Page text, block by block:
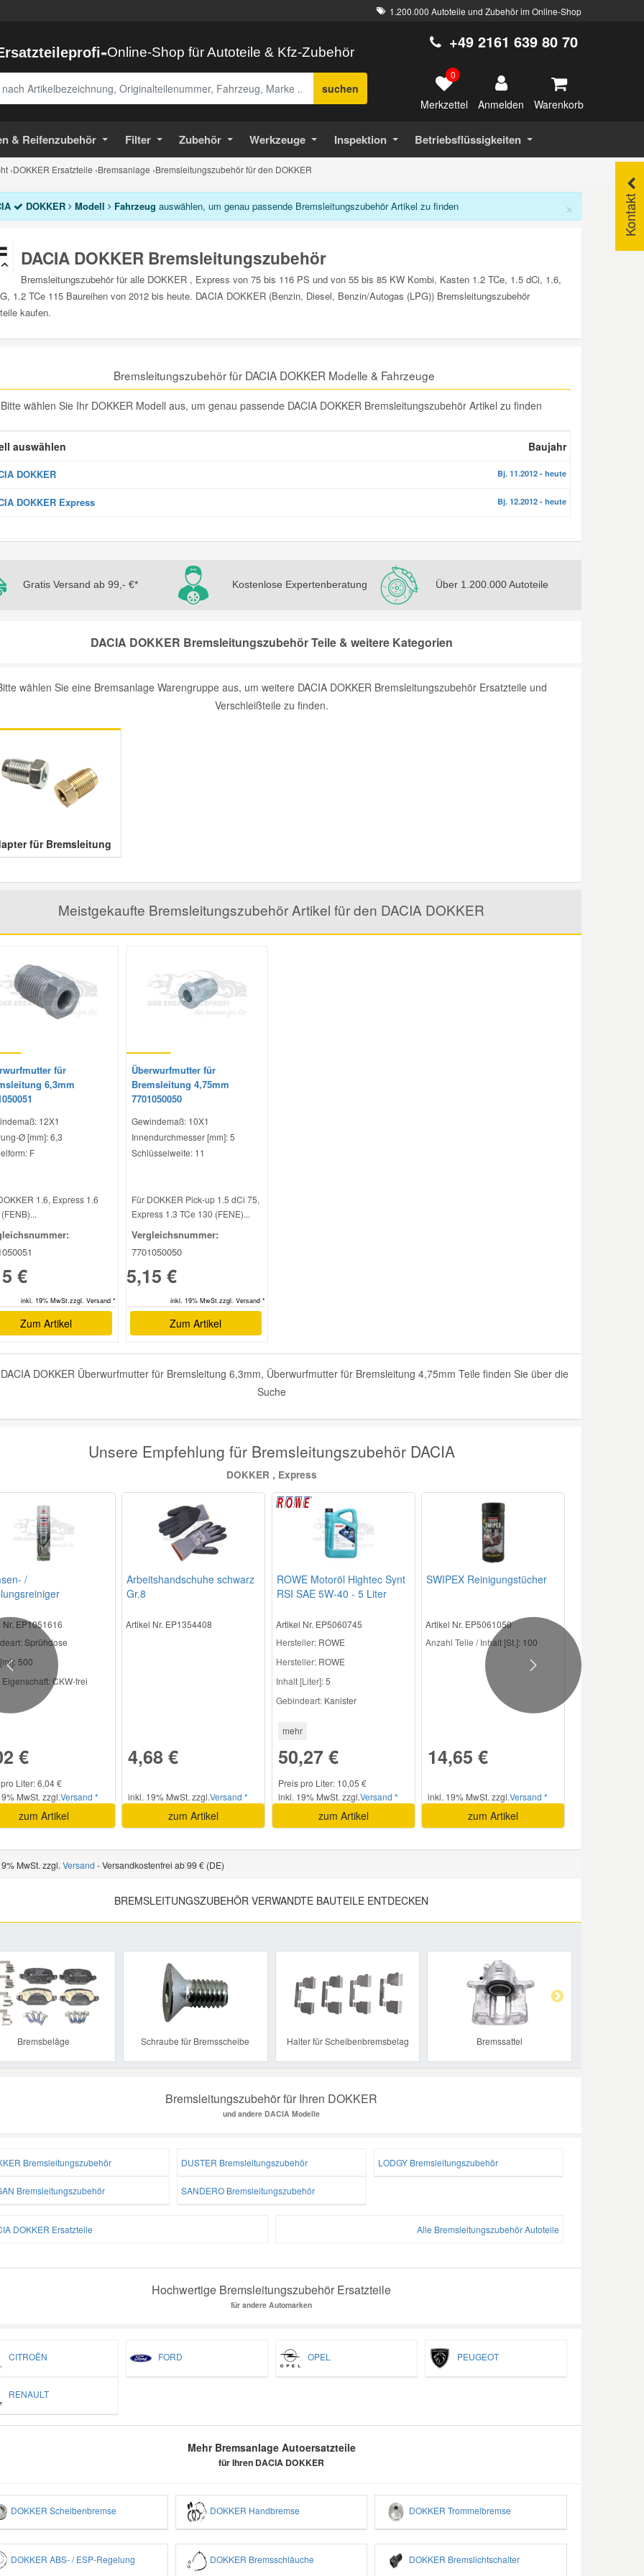
1.200.000 Autoteile und Zubehör im Online-Shop
-Online-Shop für Autoteile & Kfz-Zubehör
suchen
+49 2161 639 80 70
0
Merkzettel Anmelden Warenkorb
& Reifenzubehör Filter Zubehör Werkzeuge Inspektion Betriebsflüssigkeiten
›DOKKER Ersatzteile ›Bremsanlage ›Bremsleitungszubehör für den DOKKER
Kontakt
×
DOKKER Modell Fahrzeug auswählen, um genau passende Bremsleitungszubehör Artikel zu finden
DACIA DOKKER Bremsleitungszubehör
Bremsleitungszubehör für alle DOKKER , Express von 75 bis 116 PS und von 55 bis 85 KW Kombi, Kasten 1.2 TCe, 1.5 dCi, 1.6,
1.2 TCe 115 Baureihen von 2012 bis heute. DACIA DOKKER (Benzin, Diesel, Benzin/Autogas (LPG)) Bremsleitungszubehör
kaufen.
Bremsleitungszubehör für DACIA DOKKER Modelle & Fahrzeuge
Bitte wählen Sie Ihr DOKKER Modell aus, um genau passende DACIA DOKKER Bremsleitungszubehör Artikel zu finden
auswählen Baujahr
DOKKER Bj. 11.2012 - heute
DOKKER Express Bj. 12.2012 - heute
Gratis Versand ab 99,- €* Kostenlose Expertenberatung Über 1.200.000 Autoteile
DACIA DOKKER Bremsleitungszubehör Teile & weitere Kategorien
wählen Sie eine Bremsanlage Warengruppe aus, um weitere DACIA DOKKER Bremsleitungszubehör Ersatzteile und
Verschleißteile zu finden.
für Bremsleitung
Meistgekaufte Bremsleitungszubehör Artikel für den DACIA DOKKER
für
6,3mm
12X1
Ø [mm]: 6,3
F
1.6, Express 1.6
€
inkl. 19% MwSt.zzgl. Versand *
Zum Artikel
Überwurfmutter für
Bremsleitung 4,75mm
7701050050
Gewindemaß: 10X1
Innendurchmesser [mm]: 5
Schlüsselweite: 11
Für DOKKER Pick-up 1.5 dCi 75,
Express 1.3 TCe 130 (FENE)...
Vergleichsnummer:
7701050050
5,15 €
inkl. 19% MwSt.zzgl. Versand *
Zum Artikel
DOKKER Überwurfmutter für Bremsleitung 6,3mm, Überwurfmutter für Bremsleitung 4,75mm Teile finden Sie über die
Suche
Unsere Empfehlung für Bremsleitungszubehör DACIA
DOKKER , Express
/
Nr. EP1051616
Sprühdose
500
CKW-frei
€
Liter: 6,04 €
MwSt. zzgl.Versand *
zum Artikel
Arbeitshandschuhe schwarz
Gr.8
Artikel Nr. EP1354408
4,68 €
inkl. 19% MwSt. zzgl.Versand *
zum Artikel
ROWE Motoröl Hightec Synt
RSI SAE 5W-40 - 5 Liter
Artikel Nr. EP5060745
Hersteller: ROWE
Hersteller:ROWE
Inhalt [Liter]:5
Gebindeart:Kanister
mehr
50,27 €
Preis pro Liter: 10,05 €
inkl. 19% MwSt. zzgl.Versand *
zum Artikel
SWIPEX Reinigungstücher
Artikel Nr. EP5061050
Anzahl Teile / Inhalt [St.]: 100
14,65 €
inkl. 19% MwSt. zzgl.Versand *
zum Artikel
Previous Next
MwSt. zzgl. Versand - Versandkostenfrei ab 99 € (DE)
BREMSLEITUNGSZUBEHÖR VERWANDTE BAUTEILE ENTDECKEN
Bremsbeläge Schraube für Bremsscheibe Halter für Scheibenbremsbelag Bremssattel
Bremsleitungszubehör für Ihren DOKKER
und andere DACIA Modelle
Bremsleitungszubehör DUSTER Bremsleitungszubehör LODGY Bremsleitungszubehör
Bremsleitungszubehör SANDERO Bremsleitungszubehör
DOKKER Ersatzteile Alle Bremsleitungszubehör Autoteile
Hochwertige Bremsleitungszubehör Ersatzteile
für andere Automarken
CITROËN FORD OPEL PEUGEOT
RENAULT
Mehr Bremsanlage Autoersatzteile
für Ihren DACIA DOKKER
DOKKER Scheibenbremse DOKKER Handbremse DOKKER Trommelbremse
DOKKER ABS- / ESP-Regelung DOKKER Bremsschläuche DOKKER Bremslichtschalter